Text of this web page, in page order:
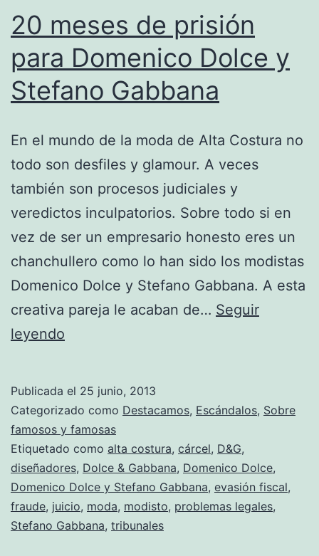
20 meses de prisión
para Domenico Dolce y
Stefano Gabbana
En el mundo de la moda de Alta Costura no
todo son desfiles y glamour. A veces
también son procesos judiciales y
veredictos inculpatorios. Sobre todo si en
vez de ser un empresario honesto eres un
chanchullero como lo han sido los modistas
Domenico Dolce y Stefano Gabbana. A esta
creativa pareja le acaban de… Seguir
leyendo
prisión
para
Domenico
Dolce
y
Stefano
Publicada el 25 junio, 2013
Categorizado como Destacamos, Escándalos, Sobre
famosos y famosas
Etiquetado como alta costura, cárcel, D&G,
diseñadores, Dolce & Gabbana, Domenico Dolce,
Domenico Dolce y Stefano Gabbana, evasión fiscal,
fraude, juicio, moda, modisto, problemas legales,
Stefano Gabbana, tribunales